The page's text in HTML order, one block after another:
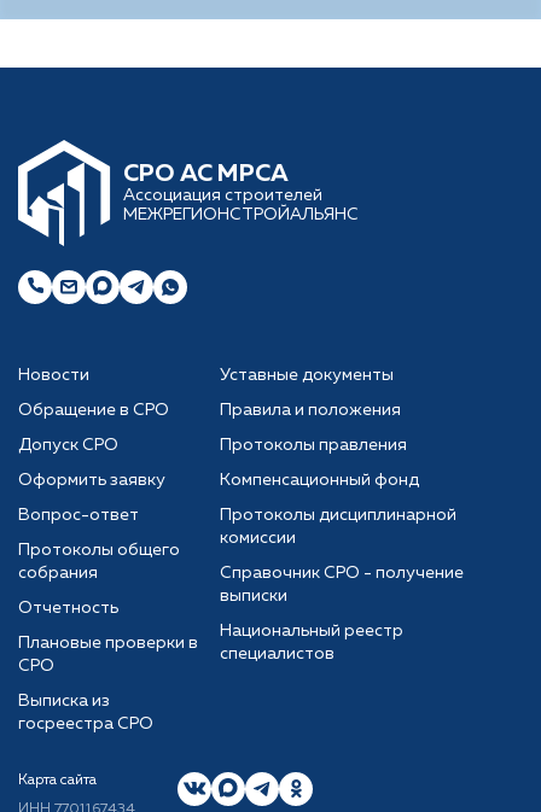
CРО АС МРСА
Ассоциация строителей
МЕЖРЕГИОНСТРОЙАЛЬЯНС
Новости
Обращение в СРО
Допуск СРО
Оформить заявку
Вопрос-ответ
Уставные документы
Правила и положения
Протоколы правления
Компенсационный фонд
Протоколы дисциплинарной
комиссии
Протоколы общего
собрания
Отчетность
Плановые проверки в
СРО
Выписка из
госреестра СРО
Справочник СРО - получение
выписки
Национальный реестр
специалистов
Карта сайта